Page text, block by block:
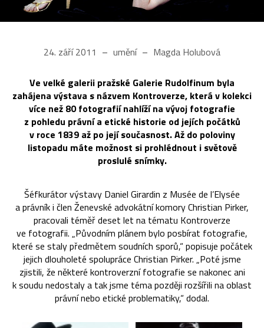
24. září 2011 umění Magda Holubová
Ve velké galerii pražské Galerie Rudolfinum byla
zahájena výstava s názvem Kontroverze, která v kolekci
více než 80 fotografií nahlíží na vývoj fotografie
z pohledu právní a etické historie od jejích počátků
v roce 1839 až po její současnost. Až do poloviny
listopadu máte možnost si prohlédnout i světově
proslulé snímky.
Šéfkurátor výstavy Daniel Girardin z Musée de l’Elysée
a právník i člen Ženevské advokátní komory Christian Pirker,
pracovali téměř deset let na tématu Kontroverze
ve fotografii. „Původním plánem bylo posbírat fotografie,
které se staly předmětem soudních sporů,“ popisuje počátek
jejich dlouholeté spolupráce Christian Pirker. „Poté jsme
zjistili, že některé kontroverzní fotografie se nakonec ani
k soudu nedostaly a tak jsme téma později rozšířili na oblast
právní nebo etické problematiky,“ dodal.